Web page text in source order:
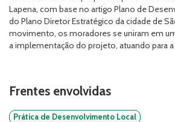
Lapena, com base no artigo Plano de
do Plano Diretor Estratégico da cidade de
movimento, os moradores se uniram em
a implementação do projeto, atuando para
Frentes envolvidas
Prática de Desenvolvimento Local